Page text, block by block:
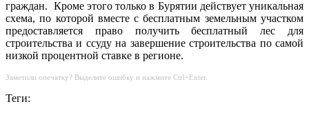
граждан. Кроме этого только в Бурятии действует уникальная
схема, по которой вместе с бесплатным земельным участком
предоставляется право получить бесплатный лес для
строительства и ссуду на завершение строительства по самой
низкой процентной ставке в регионе.
Заметили опечатку? Выделите ошибку и нажмите Ctrl+Enter.
Теги: